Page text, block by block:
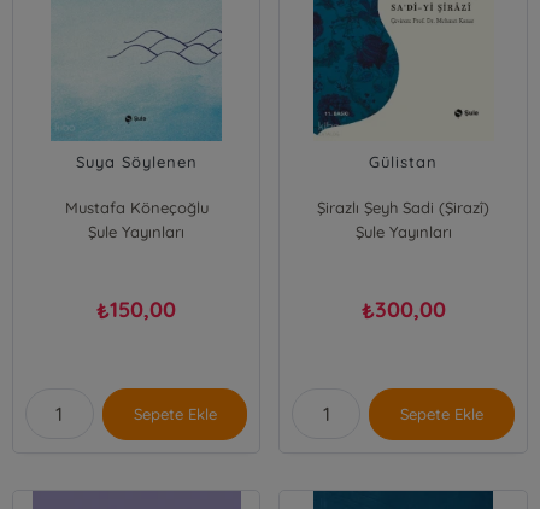
Suya Söylenen
Mustafa Köneçoğlu
Şule Yayınları
₺150,00
Sepete Ekle
Gülistan
Şirazlı Şeyh Sadi (Şirazî)
Şule Yayınları
₺300,00
Sepete Ekle